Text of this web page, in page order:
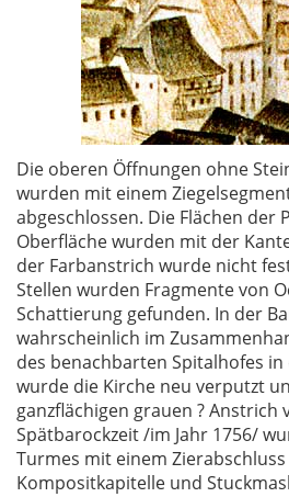
Die oberen Öffnungen ohne
wurden mit einem
abgeschlossen. Die Flächen der
Oberfläche wurden mit der
der Farbanstrich wurde nicht
Stellen wurden Fragmente von
Schattierung gefunden. In der
wahrscheinlich im
des benachbarten Spitalhofes in
wurde die Kirche neu verputzt
ganzflächigen grauen ? Anstrich
Spätbarockzeit /im Jahr 1756/
Turmes mit einem
Kompositkapitelle und